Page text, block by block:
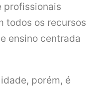
profissionais
todos os recursos
ensino centrada
porém, é